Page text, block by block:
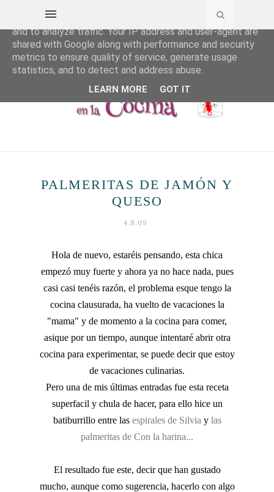
PALMERITAS DE JAMÓN Y
QUESO
4.8.09
Hola de nuevo, estaréis pensando, esta chica
empezó muy fuerte y ahora ya no hace nada, pues
casi casi tenéis razón, el problema esque tengo la
cocina clausurada, ha vuelto de vacaciones la
"mama" y de momento a la cocina para comer,
asique por un tiempo, aunque intentaré abrir otra
cocina para experimentar, se puede decir que estoy
de vacaciones culinarias.
Pero una de mis últimas entradas fue esta receta
superfacil y chula de hacer, para ello hice un
batiburrillo entre las espirales de Silvia y las
palmeritas de Con la harina...
El resultado fue este, decir que han gustado
mucho, aunque como sugerencia, hacerlo con algo
This site uses cookies from Google to deliver its services
and to analyze traffic. Your IP address and user-agent are
shared with Google along with performance and security
metrics to ensure quality of service, generate usage
statistics, and to detect and address abuse.
LEARN MORE GOT IT